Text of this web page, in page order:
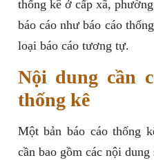
thống kê ở cấp xã,
báo cáo như báo cáo
loại báo cáo tương tự.
Nội dung cần
thống kê
Một bản báo cáo thống
cần bao gồm các nội dung